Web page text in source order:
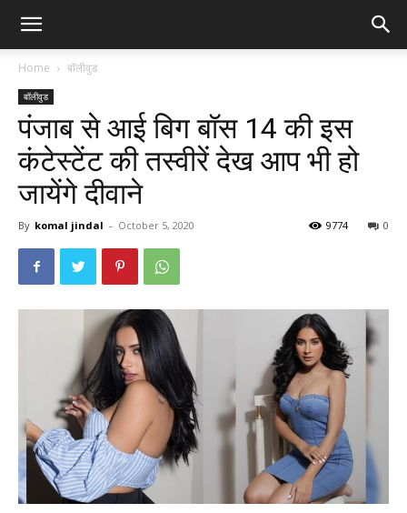
Home बॉलीवुड
बॉलीवुड
पंजाब से आई बिग बॉस 14 की इस
कंटेस्टेंट की तस्वीरें देख आप भी हो
जायेंगे दीवाने
By komal jindal - October 5, 2020 0
9774